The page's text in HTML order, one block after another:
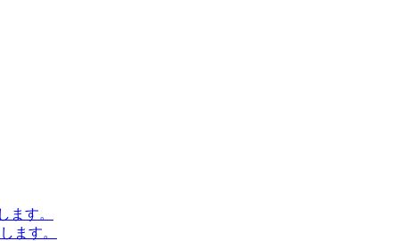
ます。
ます。